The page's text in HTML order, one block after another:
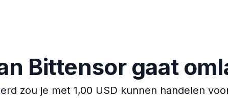
Bittensor gaat
zou je met 1,00 USD kunnen handelen